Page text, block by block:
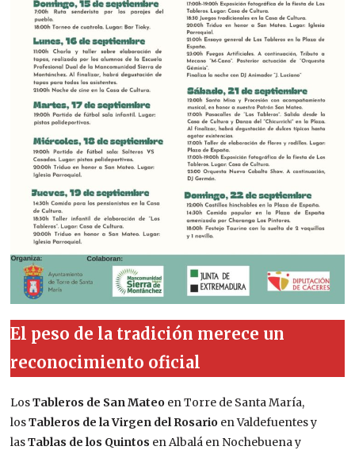
El peso de la tradición merece un
reconocimiento oficial
LosTableros de San Mateo en Torre de Santa María,
losTableros de la Virgen del Rosario en Valdefuentes y
lasTablas de los Quintos en Albalá en Nochebuena y